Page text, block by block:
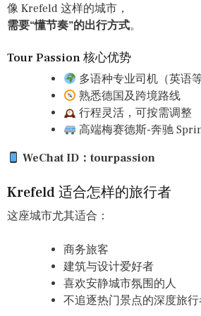
像 Krefeld 这样的城市，
需要“懂节奏”的出行方式。
Tour Passion 核心优势
多语种专业司机（英语等
熟悉德国及跨境路线
行程灵活，可按需调整
高端梅赛德斯-奔驰
WeChat ID：tourpassion
Krefeld 适合怎样的旅行者
这座城市尤其适合：
商务旅客
建筑与设计爱好者
喜欢安静城市氛围的人
不追逐热门景点的深度旅